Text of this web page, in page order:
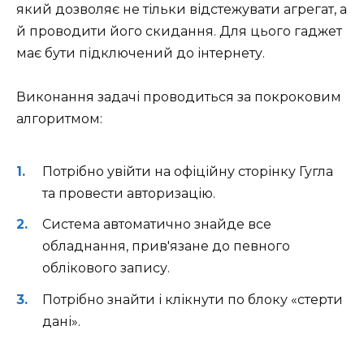
який дозволяє не тільки відстежувати агрегат, а
й проводити його скидання. Для цього гаджет
має бути підключений до інтернету.
Виконання задачі проводиться за покроковим
алгоритмом:
Потрібно увійти на офіційну сторінку Гугла
та провести авторизацію.
Система автоматично знайде все
обладнання, прив'язане до певного
облікового запису.
Потрібно знайти і клікнути по блоку «стерти
дані».